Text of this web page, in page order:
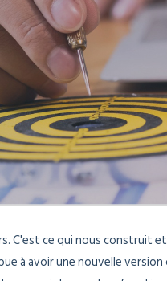
C'est ce qui nous construit
à avoir une nouvelle